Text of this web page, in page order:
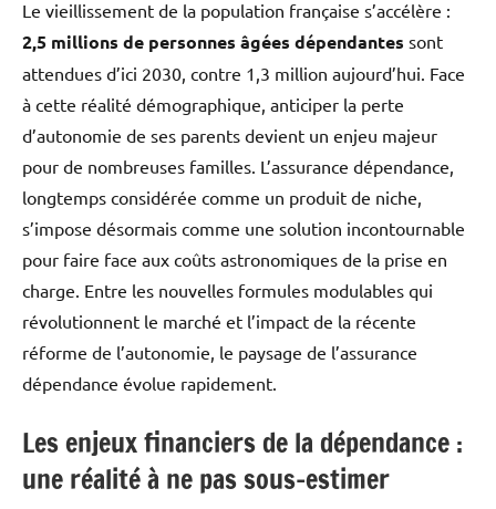
Le vieillissement de la population française s’accélère :
2,5 millions de personnes âgées dépendantes sont
attendues d’ici 2030, contre 1,3 million aujourd’hui. Face
à cette réalité démographique, anticiper la perte
d’autonomie de ses parents devient un enjeu majeur
pour de nombreuses familles. L’assurance dépendance,
longtemps considérée comme un produit de niche,
s’impose désormais comme une solution incontournable
pour faire face aux coûts astronomiques de la prise en
charge. Entre les nouvelles formules modulables qui
révolutionnent le marché et l’impact de la récente
réforme de l’autonomie, le paysage de l’assurance
dépendance évolue rapidement.
Les enjeux financiers de la dépendance :
une réalité à ne pas sous-estimer